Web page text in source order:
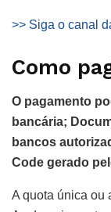
>> Siga o canal
Como
O pagamento
bancária;
bancos
Code gerado
A quota única ou